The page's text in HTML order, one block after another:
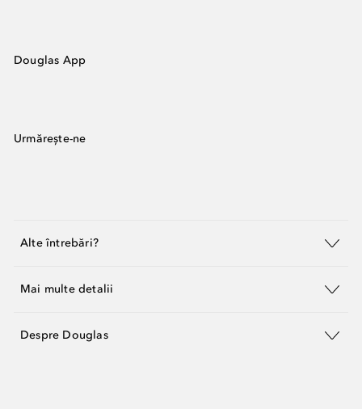
Douglas App
Urmărește-ne
Alte întrebări?
Mai multe detalii
Despre Douglas